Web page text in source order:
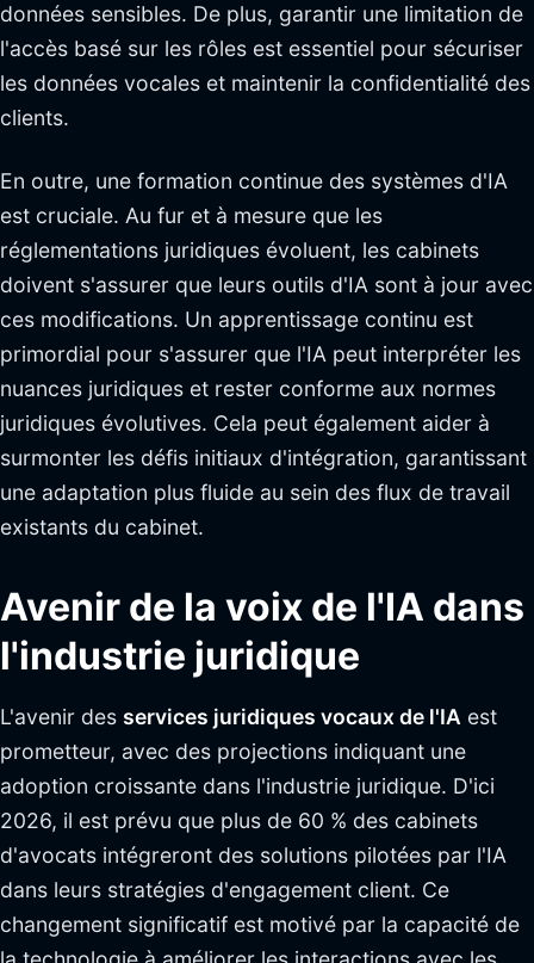
données sensibles. De plus, garantir une limitation de
l'accès basé sur les rôles est essentiel pour sécuriser
les données vocales et maintenir la confidentialité des
clients.
En outre, une formation continue des systèmes d'IA
est cruciale. Au fur et à mesure que les
réglementations juridiques évoluent, les cabinets
doivent s'assurer que leurs outils d'IA sont à jour avec
ces modifications. Un apprentissage continu est
primordial pour s'assurer que l'IA peut interpréter les
nuances juridiques et rester conforme aux normes
juridiques évolutives. Cela peut également aider à
surmonter les défis initiaux d'intégration, garantissant
une adaptation plus fluide au sein des flux de travail
existants du cabinet.
Avenir de la voix de l'IA dans
l'industrie juridique
L'avenir des services juridiques vocaux de l'IA est
prometteur, avec des projections indiquant une
adoption croissante dans l'industrie juridique. D'ici
2026, il est prévu que plus de 60 % des cabinets
d'avocats intégreront des solutions pilotées par l'IA
dans leurs stratégies d'engagement client. Ce
changement significatif est motivé par la capacité de